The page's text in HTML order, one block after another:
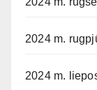
2024 m.
2024 m.